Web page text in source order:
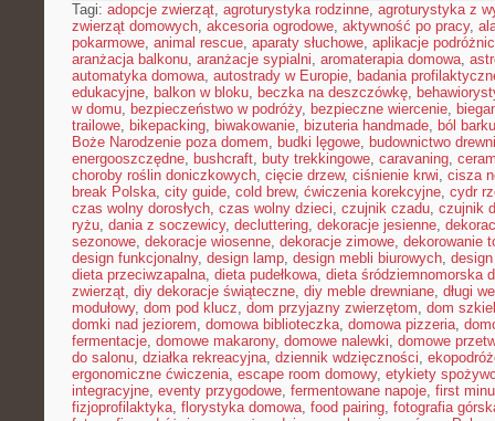
Tagi: adopcje zwierząt, agroturystyka rodzinne, agroturystyka z
zwierząt domowych, akcesoria ogrodowe, aktywność po pracy,
pokarmowe, animal rescue, aparaty słuchowe, aplikacje
aranżacja balkonu, aranżacje sypialni, aromaterapia domowa,
automatyka domowa, autostrady w Europie, badania
edukacyjne, balkon w bloku, beczka na deszczówkę,
w domu, bezpieczeństwo w podróży, bezpieczne wiercenie,
trailowe, bikepacking, biwakowanie, bizuteria handmade, ból barku
Boże Narodzenie poza domem, budki lęgowe, budownictwo
energooszczędne, bushcraft, buty trekkingowe, caravaning,
choroby roślin doniczkowych, cięcie drzew, ciśnienie krwi, cisza
break Polska, city guide, cold brew, ćwiczenia korekcyjne, cydr
czas wolny dorosłych, czas wolny dzieci, czujnik czadu, czujnik
ryżu, dania z soczewicy, decluttering, dekoracje jesienne,
sezonowe, dekoracje wiosenne, dekoracje zimowe, dekorowanie
design funkcjonalny, design lamp, design mebli biurowych,
dieta przeciwzapalna, dieta pudełkowa, dieta śródziemnomorska
zwierząt, diy dekoracje świąteczne, diy meble drewniane, długi
modułowy, dom pod klucz, dom przyjazny zwierzętom, dom
domki nad jeziorem, domowa biblioteczka, domowa pizzeria,
fermentacje, domowe makarony, domowe nalewki, domowe
do salonu, działka rekreacyjna, dziennik wdzięczności,
ergonomiczne ćwiczenia, escape room domowy, etykiety
integracyjne, eventy przygodowe, fermentowane napoje, first
fizjoprofilaktyka, florystyka domowa, food pairing, fotografia